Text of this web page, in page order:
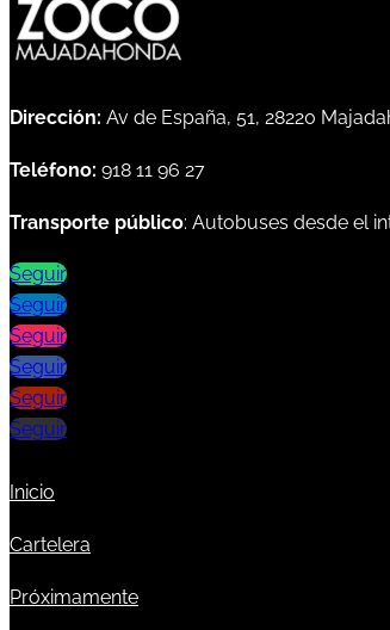
Dirección: Av de España, 51, 28220
Teléfono: 918 11 96 27
Transporte público: Autobuses desde el
Seguir
Seguir
Seguir
Seguir
Seguir
Seguir
Inicio
Cartelera
Próximamente